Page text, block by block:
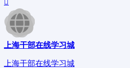
上海干部在线学习城
上海干部在线学习城